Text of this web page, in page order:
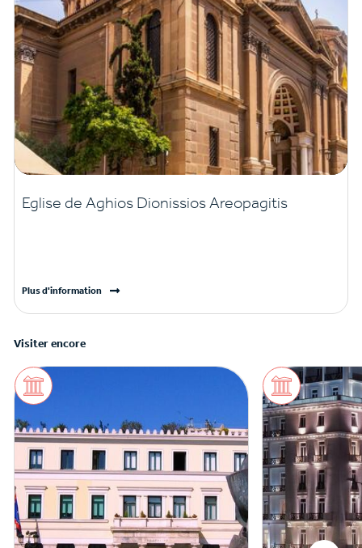
Eglise de Aghios Dionissios Areopagitis
Plus d'information
Visiter encore